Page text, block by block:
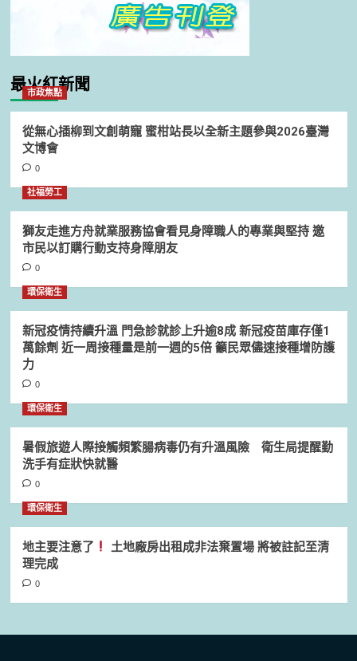
最火紅新聞
市政焦點
從無心插柳到文創萌寵 蜜柑站長以全新主題參與2026臺灣
文博會
0
社福勞工
獅友走進方舟就業服務協會看見身障職人的專業與堅持 邀
市民以訂購行動支持身障朋友
0
環保衛生
新冠疫情持續升溫 門急診就診上升逾8成 新冠疫苗庫存僅1
萬餘劑 近一周接種量是前一週的5倍 籲民眾儘速接種增防護
力
0
環保衛生
暑假旅遊人際接觸頻繁腸病毒仍有升溫風險 衛生局提醒勤
洗手有症狀快就醫
0
環保衛生
地主要注意了
土地廠房出租成非法棄置場 將被註記至清
理完成
0